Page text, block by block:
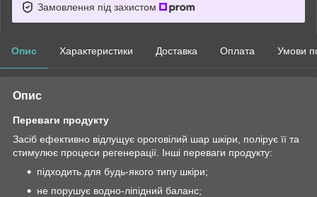
Замовлення під захистом
Опис Характеристики Доставка Оплата Умови
Опис
Переваги продукту
Засіб ефективно відлущує ороговілий шар шкіри, полірує її та
стимулює процеси регенерації. Інші переваги продукту:
підходить для будь-якого типу шкіри;
не порушує водно-ліпідний баланс;